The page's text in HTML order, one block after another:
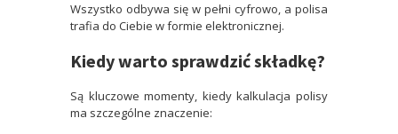
Wszystko odbywa się w pełni cyfrowo, a polisa
trafia do Ciebie w formie elektronicznej.
Kiedy warto sprawdzić składkę?
Są kluczowe momenty, kiedy kalkulacja polisy
ma szczególne znaczenie: